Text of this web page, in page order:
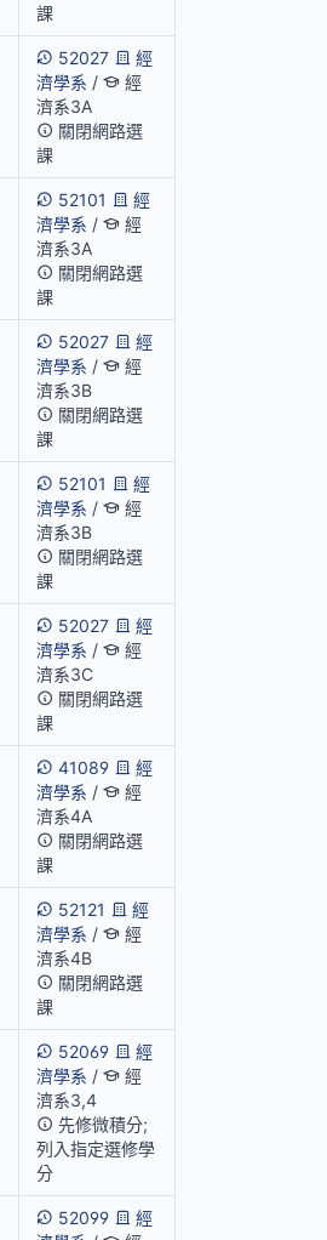
課
52027
經
濟學系 /
經
濟系3A
關閉網路選
課
52101
經
濟學系 /
經
濟系3A
關閉網路選
課
52027
經
濟學系 /
經
濟系3B
關閉網路選
課
52101
經
濟學系 /
經
濟系3B
關閉網路選
課
52027
經
濟學系 /
經
濟系3C
關閉網路選
課
41089
經
濟學系 /
經
濟系4A
關閉網路選
課
52121
經
濟學系 /
經
濟系4B
關閉網路選
課
52069
經
濟學系 /
經
濟系3,4
先修微積分;
列入指定選修學
分
52099
經